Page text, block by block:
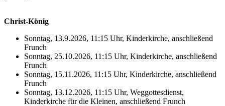
Christ-König
Sonntag, 13.9.2026, 11:15 Uhr, Kinderkirche, anschließend
Frunch
Sonntag, 25.10.2026, 11:15 Uhr, Kinderkirche, anschließend
Frunch
Sonntag, 15.11.2026, 11:15 Uhr, Kinderkirche, anschließend
Frunch
Sonntag, 13.12.2026, 11:15 Uhr, Weggottesdienst,
Kinderkirche für die Kleinen, anschließend Frunch